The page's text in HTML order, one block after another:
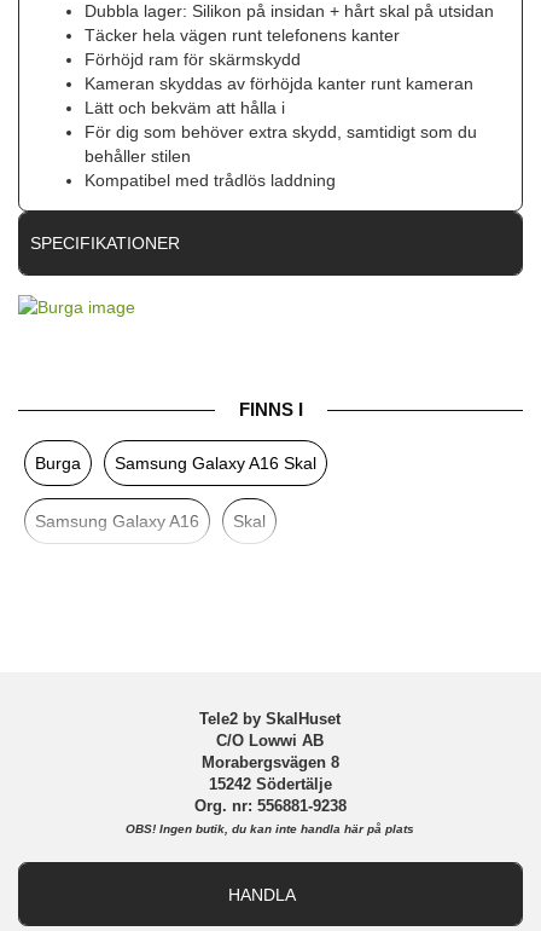
Dubbla lager: Silikon på insidan + hårt skal på utsidan
Täcker hela vägen runt telefonens kanter
Förhöjd ram för skärmskydd
Kameran skyddas av förhöjda kanter runt kameran
Lätt och bekväm att hålla i
För dig som behöver extra skydd, samtidigt som du
behåller stilen
Kompatibel med trådlös laddning
SPECIFIKATIONER
Material Hårdplast (PC), Mjukplast (TPU)
FINNS I
Burga Samsung Galaxy A16 Skal
Samsung Galaxy A16 Skal
Tele2 by SkalHuset
C/O Lowwi AB
Morabergsvägen 8
15242 Södertälje
Org. nr: 556881-9238
OBS! Ingen butik, du kan inte handla här på plats
HANDLA